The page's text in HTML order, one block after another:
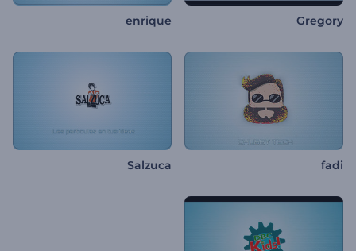
Gregory
enrique
fadi
Salzuca